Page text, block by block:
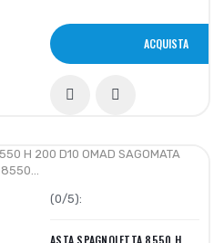
ACQUISTA
(0/5):
ASTA SPAGNOLETTA 8550 H